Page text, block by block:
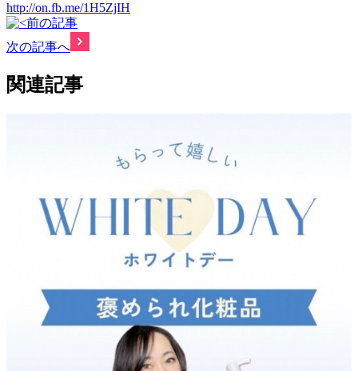
http://on.fb.me/1H5ZjIH
前の記事
次の記事へ
関連記事